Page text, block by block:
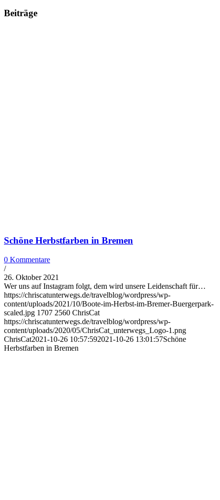
Beiträge
Schöne Herbstfarben in Bremen
0 Kommentare
/
26. Oktober 2021
Wer uns auf Instagram folgt, dem wird unsere Leidenschaft für…
https://chriscatunterwegs.de/travelblog/wordpress/wp-
content/uploads/2021/10/Boote-im-Herbst-im-Bremer-Buergerpark-
scaled.jpg 1707 2560 ChrisCat
https://chriscatunterwegs.de/travelblog/wordpress/wp-
content/uploads/2020/05/ChrisCat_unterwegs_Logo-1.png
ChrisCat2021-10-26 10:57:592021-10-26 13:01:57Schöne
Herbstfarben in Bremen